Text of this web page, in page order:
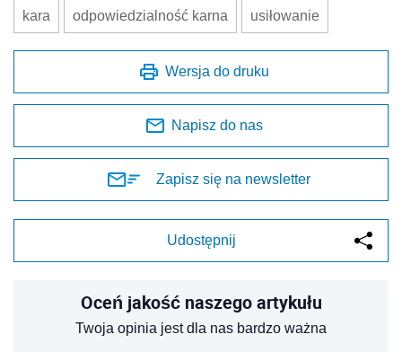
kara odpowiedzialność karna usiłowanie
Wersja do druku
Napisz do nas
Zapisz się na newsletter
Udostępnij
Oceń jakość naszego artykułu
Twoja opinia jest dla nas bardzo ważna